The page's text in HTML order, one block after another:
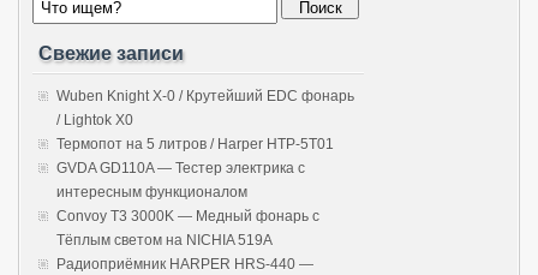
Свежие записи
Wuben Knight X-0 / Крутейший EDC фонарь
/ Lightok X0
Термопот на 5 литров / Harper HTP-5T01
GVDA GD110A — Тестер электрика с
интересным функционалом
Convoy T3 3000K — Медный фонарь с
Тёплым светом на NICHIA 519A
Радиоприёмник HARPER HRS-440 —